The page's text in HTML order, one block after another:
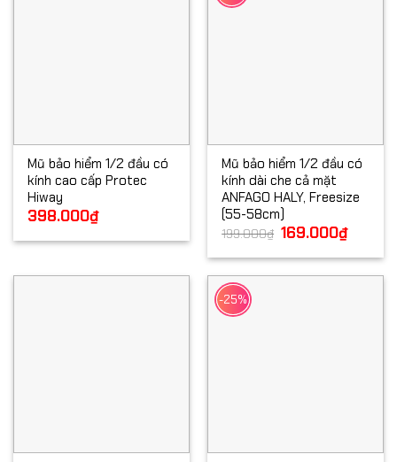
Mũ bảo hiểm 1/2 đầu có
kính cao cấp Protec
Hiway
398.000₫
Mũ bảo hiểm 1/2 đầu có
kính dài che cả mặt
ANFAGO HALY, Freesize
(55-58cm)
199.000₫ Giá
gốc
199.000₫.
169.000₫Giá
hiện
là:
-25%